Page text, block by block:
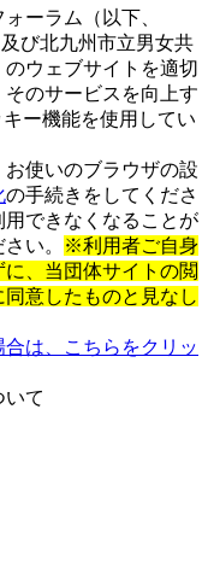
ーラム（以下、
び北九州市立男女共
ウェブサイトを適切
のサービスを向上す
ー機能を使用してい
使いのブラウザの設
の手続きをしてくださ
できなくなることが
い。
※利用者ご自身
、当団体サイトの閲
意したものと見なし
は、こちらをクリッ
いて